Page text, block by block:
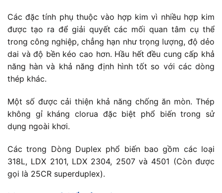
Các đặc tính phụ thuộc vào hợp kim vì nhiều hợp kim
được tạo ra để giải quyết các mối quan tâm cụ thể
trong công nghiệp, chẳng hạn như trọng lượng, độ dẻo
dai và độ bền kéo cao hơn. Hầu hết đều cung cấp khả
năng hàn và khả năng định hình tốt so với các dòng
thép khác.
Một số được cải thiện khả năng chống ăn mòn. Thép
không gỉ kháng clorua đặc biệt phổ biến trong sử
dụng ngoài khơi.
Các trong Dòng Duplex phổ biến bao gồm các loại
318L, LDX 2101, LDX 2304, 2507 và 4501 (Còn được
gọi là 25CR superduplex).